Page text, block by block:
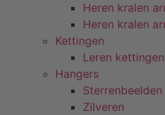
Heren kralen
Heren kralen
Kettingen
Leren kettingen
Hangers
Sterrenbeelden
Zilveren